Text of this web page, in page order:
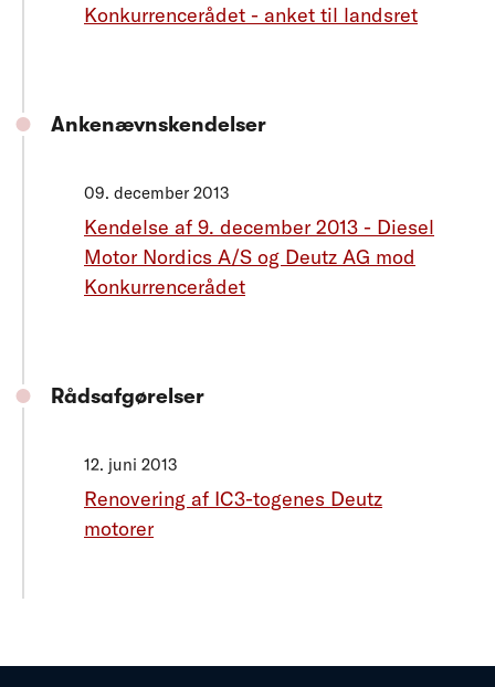
Konkurrencerådet - anket til landsret
Ankenævnskendelser
09. december 2013
Kendelse af 9. december 2013 - Diesel
Motor Nordics A/S og Deutz AG mod
Konkurrencerådet
Rådsafgørelser
12. juni 2013
Renovering af IC3-togenes Deutz
motorer